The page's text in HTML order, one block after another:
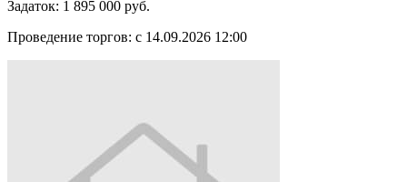
Задаток: 1 895 000 руб.
Проведение торгов: с 14.09.2026 12:00